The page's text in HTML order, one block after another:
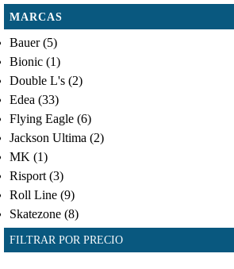
MARCAS
Bauer(5)
Bionic (1)
Double L's (2)
Edea (33)
Flying Eagle (6)
Jackson Ultima (2)
MK (1)
Risport (3)
Roll Line (9)
Skatezone (8)
FILTRAR POR PRECIO